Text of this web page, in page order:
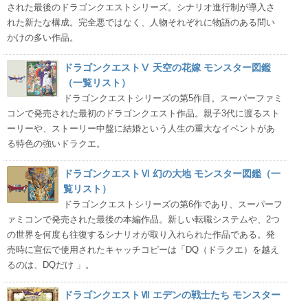
された最後のドラゴンクエストシリーズ。シナリオ進行制が導入さ
れた新たな構成。完全悪ではなく、人物それぞれに物語のある問い
かけの多い作品。
ドラゴンクエストⅤ 天空の花嫁 モンスター図鑑
（一覧リスト）
ドラゴンクエストシリーズの第5作目。スーパーファミ
コンで発売された最初のドラゴンクエスト作品。親子3代に渡るスト
ーリーや、ストーリー中盤に結婚という人生の重大なイベントがあ
る特色の強いドラクエ。
ドラゴンクエストⅥ 幻の大地 モンスター図鑑（一
覧リスト）
ドラゴンクエストシリーズの第6作であり、スーパーフ
ァミコンで発売された最後の本編作品。新しい転職システムや、2つ
の世界を何度も往復するシナリオが取り入れられた作品である。発
売時に宣伝で使用されたキャッチコピーは「DQ（ドラクエ）を越え
るのは、DQだけ 」。
ドラゴンクエストⅦ エデンの戦士たち モンスター